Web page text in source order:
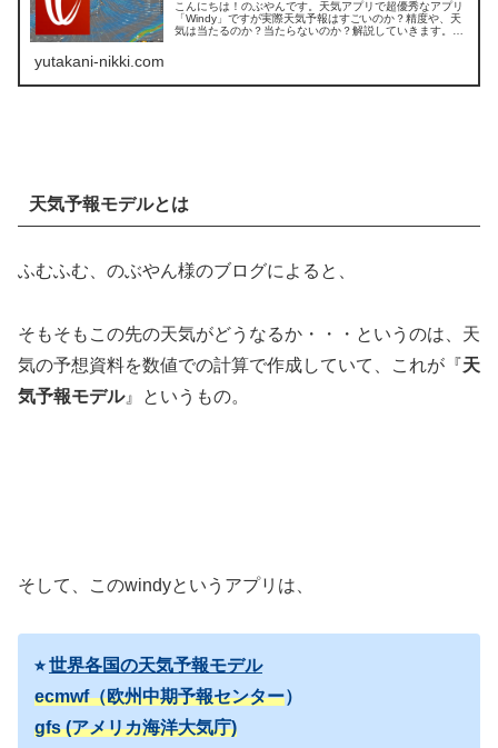
こんにちは！のぶやんです。天気アプリで超優秀なアプリ
「Windy」ですが実際天気予報はすごいのか？精度や、天
気は当たるのか？当たらないのか？解説していきます。の
yutakani-nikki.com
天気予報モデルとは
ふむふむ、のぶやん様のブログによると、
そもそもこの先の天気がどうなるか・・・というのは、天
気の予想資料を数値での計算で作成していて、これが『天
気予報モデル』というもの。
そして、このwindyというアプリは、
⭐︎世界各国の天気予報モデル
ecmwf（欧州中期予報センター）
gfs (アメリカ海洋大気庁)